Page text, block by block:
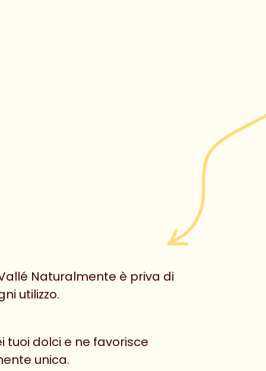
Naturalmente è priva di
utilizzo.
dolci e ne favorisce
unica.